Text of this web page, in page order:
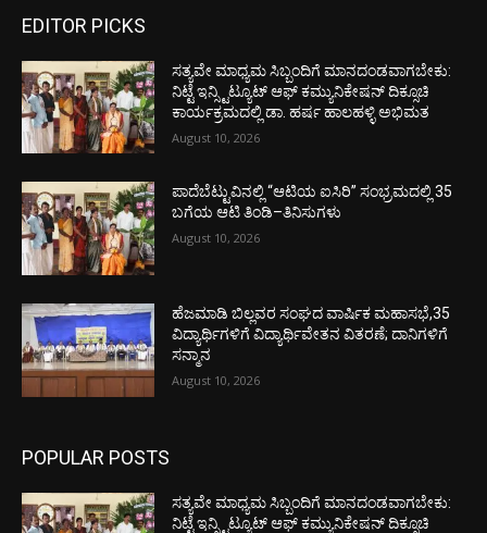
EDITOR PICKS
ಸತ್ಯವೇ ಮಾಧ್ಯಮ ಸಿಬ್ಬಂದಿಗೆ ಮಾನದಂಡವಾಗಬೇಕು:
ನಿಟ್ಟೆ ಇನ್ಸ್ಟಿಟ್ಯೂಟ್ ಆಫ್ ಕಮ್ಯುನಿಕೇಷನ್ ದಿಕ್ಸೂಚಿ
ಕಾರ್ಯಕ್ರಮದಲ್ಲಿ ಡಾ. ಹರ್ಷ ಹಾಲಹಳ್ಳಿ ಅಭಿಮತ
August 10, 2026
ಪಾದೆಬೆಟ್ಟುವಿನಲ್ಲಿ “ಆಟಿಯ ಐಸಿರಿ’’ ಸಂಭ್ರಮದಲ್ಲಿ 35
ಬಗೆಯ ಆಟಿ ತಿಂಡಿ–ತಿನಿಸುಗಳು
August 10, 2026
ಹೆಜಮಾಡಿ ಬಿಲ್ಲವರ ಸಂಘದ ವಾರ್ಷಿಕ ಮಹಾಸಭೆ,35
ವಿದ್ಯಾರ್ಥಿಗಳಿಗೆ ವಿದ್ಯಾರ್ಥಿವೇತನ ವಿತರಣೆ; ದಾನಿಗಳಿಗೆ
ಸನ್ಮಾನ
August 10, 2026
POPULAR POSTS
ಸತ್ಯವೇ ಮಾಧ್ಯಮ ಸಿಬ್ಬಂದಿಗೆ ಮಾನದಂಡವಾಗಬೇಕು:
ನಿಟ್ಟೆ ಇನ್ಸ್ಟಿಟ್ಯೂಟ್ ಆಫ್ ಕಮ್ಯುನಿಕೇಷನ್ ದಿಕ್ಸೂಚಿ